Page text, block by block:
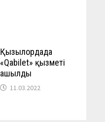
Қызылордада
«Qabilet» қызметі
ашылды
11.03.2022